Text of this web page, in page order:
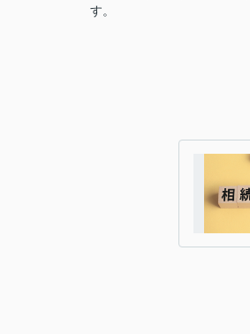
す。